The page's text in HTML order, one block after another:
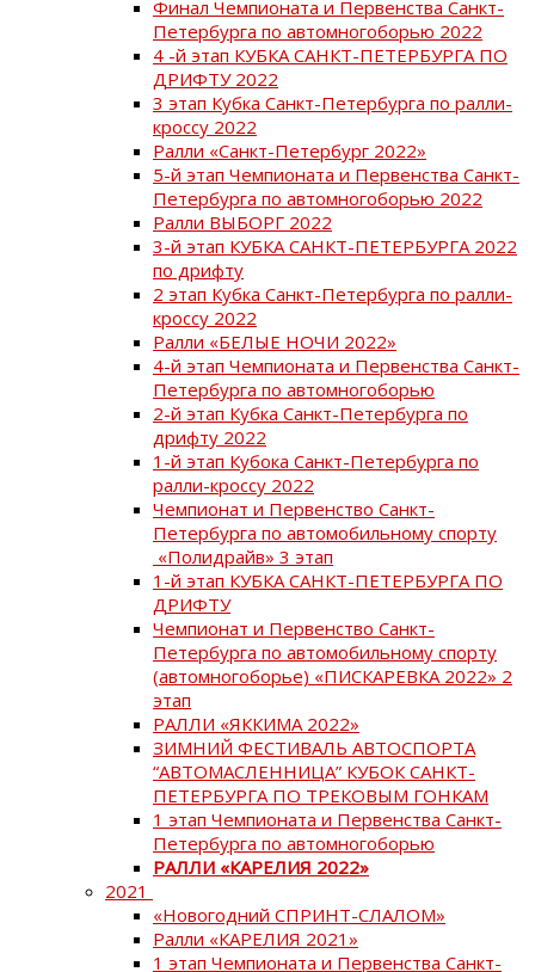
Финал Чемпионата и Первенства Санкт-
Петербурга по автомногоборью 2022
4 -й этап КУБКА САНКТ-ПЕТЕРБУРГА ПО
ДРИФТУ 2022
3 этап Кубка Санкт-Петербурга по ралли-
кроссу 2022
Ралли «Санкт-Петербург 2022»
5-й этап Чемпионата и Первенства Санкт-
Петербурга по автомногоборью 2022
Ралли ВЫБОРГ 2022
3-й этап КУБКА САНКТ-ПЕТЕРБУРГА 2022
по дрифту
2 этап Кубка Санкт-Петербурга по ралли-
кроссу 2022
Ралли «БЕЛЫЕ НОЧИ 2022»
4-й этап Чемпионата и Первенства Санкт-
Петербурга по автомногоборью
2-й этап Кубка Санкт-Петербурга по
дрифту 2022
1-й этап Кубока Санкт-Петербурга по
ралли-кроссу 2022
Чемпионат и Первенство Санкт-
Петербурга по автомобильному спорту
«Полидрайв» 3 этап
1-й этап КУБКА САНКТ-ПЕТЕРБУРГА ПО
ДРИФТУ
Чемпионат и Первенство Санкт-
Петербурга по автомобильному спорту
(автомногоборье) «ПИСКАРЕВКА 2022» 2
этап
РАЛЛИ «ЯККИМА 2022»
ЗИМНИЙ ФЕСТИВАЛЬ АВТОСПОРТА
“АВТОМАСЛЕННИЦА” КУБОК САНКТ-
ПЕТЕРБУРГА ПО ТРЕКОВЫМ ГОНКАМ
1 этап Чемпионата и Первенства Санкт-
Петербурга по автомногоборью
РАЛЛИ «КАРЕЛИЯ 2022»
2021
«Новогодний СПРИНТ-СЛАЛОМ»
Ралли «КАРЕЛИЯ 2021»
1 этап Чемпионата и Первенства Санкт-